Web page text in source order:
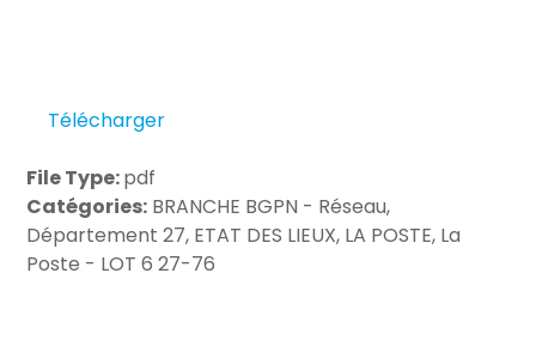
Télécharger
File Type:pdf
Catégories: BRANCHE BGPN - Réseau,
Département 27, ETAT DES LIEUX, LA POSTE, La
Poste - LOT 6 27-76